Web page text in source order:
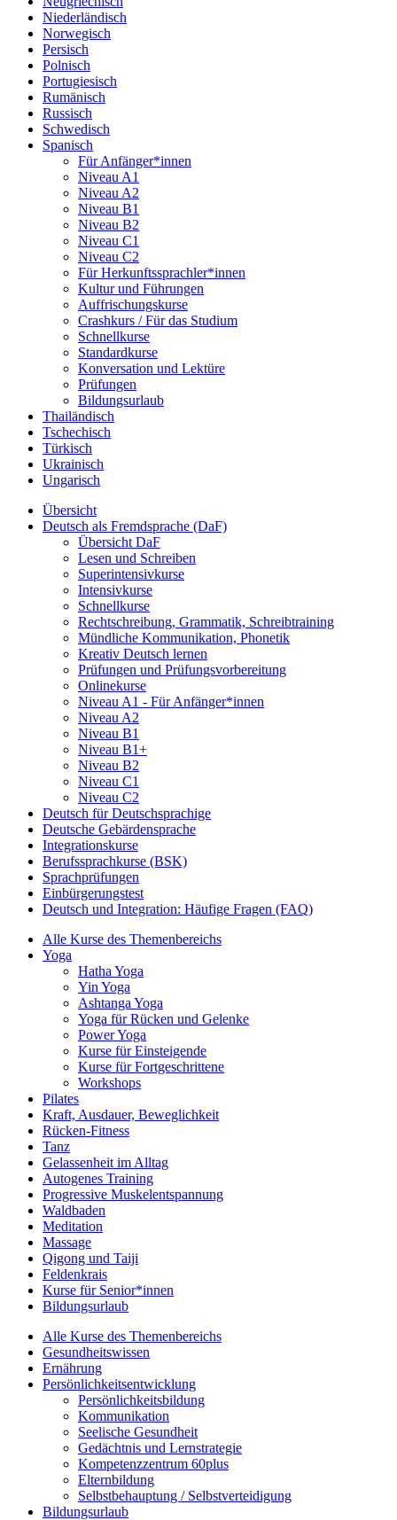
Niederländisch
Norwegisch
Persisch
Polnisch
Portugiesisch
Rumänisch
Russisch
Schwedisch
Spanisch
Für Anfänger*innen
Niveau A1
Niveau A2
Niveau B1
Niveau B2
Niveau C1
Niveau C2
Für Herkunftssprachler*innen
Kultur und Führungen
Auffrischungskurse
Crashkurs / Für das Studium
Schnellkurse
Standardkurse
Konversation und Lektüre
Prüfungen
Bildungsurlaub
Thailändisch
Tschechisch
Türkisch
Ukrainisch
Ungarisch
Übersicht
Deutsch als Fremdsprache (DaF)
Übersicht DaF
Lesen und Schreiben
Superintensivkurse
Intensivkurse
Schnellkurse
Rechtschreibung, Grammatik, Schreibtraining
Mündliche Kommunikation, Phonetik
Kreativ Deutsch lernen
Prüfungen und Prüfungsvorbereitung
Onlinekurse
Niveau A1 - Für Anfänger*innen
Niveau A2
Niveau B1
Niveau B1+
Niveau B2
Niveau C1
Niveau C2
Deutsch für Deutschsprachige
Deutsche Gebärdensprache
Integrationskurse
Berufssprachkurse (BSK)
Sprachprüfungen
Einbürgerungstest
Deutsch und Integration: Häufige Fragen (FAQ)
Alle Kurse des Themenbereichs
Yoga
Hatha Yoga
Yin Yoga
Ashtanga Yoga
Yoga für Rücken und Gelenke
Power Yoga
Kurse für Einsteigende
Kurse für Fortgeschrittene
Workshops
Pilates
Kraft, Ausdauer, Beweglichkeit
Rücken-Fitness
Tanz
Gelassenheit im Alltag
Autogenes Training
Progressive Muskelentspannung
Waldbaden
Meditation
Massage
Qigong und Taiji
Feldenkrais
Kurse für Senior*innen
Bildungsurlaub
Alle Kurse des Themenbereichs
Gesundheitswissen
Ernährung
Persönlichkeitsentwicklung
Persönlichkeitsbildung
Kommunikation
Seelische Gesundheit
Gedächtnis und Lernstrategie
Kompetenzzentrum 60plus
Elternbildung
Selbstbehauptung / Selbstverteidigung
Bildungsurlaub